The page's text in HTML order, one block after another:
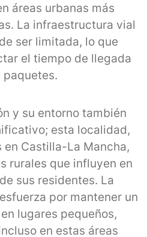
áreas urbanas más
La infraestructura vial
ser limitada, lo que
el tiempo de llegada
paquetes.
y su entorno también
esta localidad,
en Castilla-La Mancha,
rurales que influyen en
sus residentes. La
por mantener un
lugares pequeños,
en estas áreas